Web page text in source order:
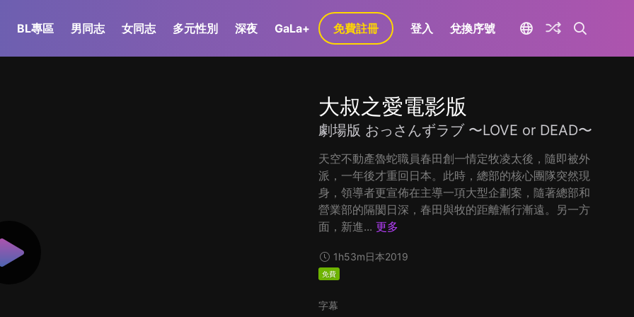
BL專區 男同志 女同志 多元性別 深夜 GaLa+ 免費註冊 登入 兌換序號
大叔之愛電影版
劇場版 おっさんずラブ 〜LOVE or DEAD〜
天空不動產魯蛇職員春田創一情定牧凌太後，隨即被外
派，一年後才重回日本。此時，總部的核心團隊突然現
身，領導者更宣佈在主導一項大型企劃案，隨著總部和
營業部的隔閡日深，春田與牧的距離漸行漸遠。另一方
面，新進... 更多
1h53m日本2019
免費
字幕